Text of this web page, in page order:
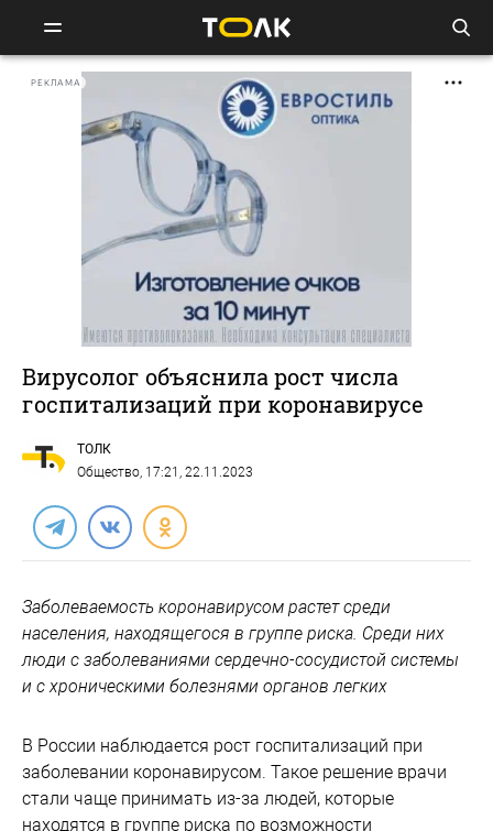
РЕКЛАМА
Вирусолог объяснила рост числа
госпитализаций при коронавирусе
ТОЛК
Общество, 17:21, 22.11.2023
Заболеваемость коронавирусом растет среди
населения, находящегося в группе риска. Среди них
люди с заболеваниями сердечно-сосудистой системы
и с хроническими болезнями органов легких
В России наблюдается рост госпитализаций при
заболевании коронавирусом. Такое решение врачи
стали чаще принимать из-за людей, которые
находятся в группе риска по возможности